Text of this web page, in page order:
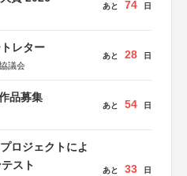
あと 74 日
レター
議会
あと 28 日
品募集
あと 54 日
ロジェクトによ
スト
あと 33 日